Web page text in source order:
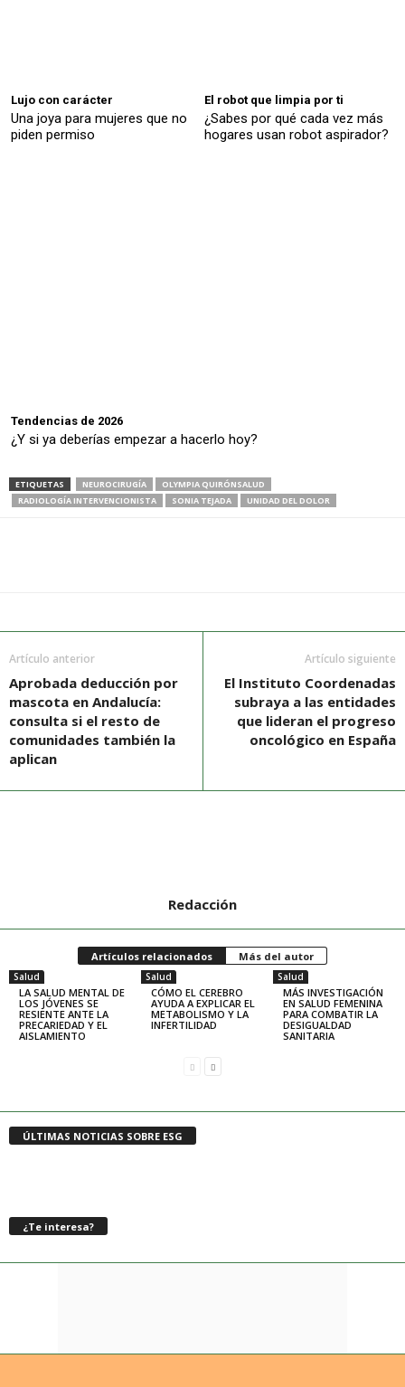
Lujo con carácter
Una joya para mujeres que no
piden permiso
El robot que limpia por ti
¿Sabes por qué cada vez más
hogares usan robot aspirador?
Tendencias de 2026
¿Y si ya deberías empezar a hacerlo hoy?
ETIQUETAS NEUROCIRUGÍA
OLYMPIA QUIRÓNSALUD
RADIOLOGÍA INTERVENCIONISTA
SONIA TEJADA UNIDAD DEL DOLOR
Artículo anterior
Aprobada deducción por
mascota en Andalucía:
consulta si el resto de
comunidades también la
aplican
Artículo siguiente
El Instituto Coordenadas
subraya a las entidades
que lideran el progreso
oncológico en España
Redacción
Artículos relacionados Más del autor
Salud
LA SALUD MENTAL DE
LOS JÓVENES SE
RESIENTE ANTE LA
PRECARIEDAD Y EL
AISLAMIENTO
Salud
CÓMO EL CEREBRO
AYUDA A EXPLICAR EL
METABOLISMO Y LA
INFERTILIDAD
Salud
MÁS INVESTIGACIÓN
EN SALUD FEMENINA
PARA COMBATIR LA
DESIGUALDAD
SANITARIA
ÚLTIMAS NOTICIAS SOBRE ESG
¿Te interesa?